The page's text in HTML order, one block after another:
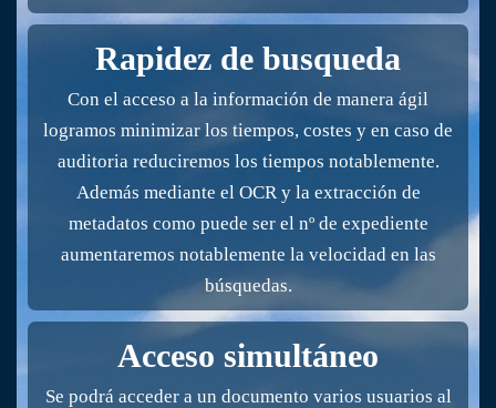
Rapidez de busqueda
Con el acceso a la información de manera ágil
logramos minimizar los tiempos, costes y en caso de
auditoria reduciremos los tiempos notablemente.
Además mediante el OCR y la extracción de
metadatos como puede ser el nº de expediente
aumentaremos notablemente la velocidad en las
búsquedas.
Acceso simultáneo
Se podrá acceder a un documento varios usuarios al